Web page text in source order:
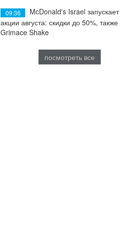
09:36
McDonald's Israel запускает
акции августа: скидки до 50%, также
Grimace Shake
посмотреть все